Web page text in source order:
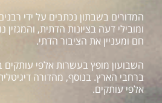
המדורים בשבתון נכתבים על ידי
ומובילי דעה בציונות הדתית,
חם ומעניין את הציבור הדתי.
ברחבי הארץ. בנוסף, מהדורה
אלפי עותקים.